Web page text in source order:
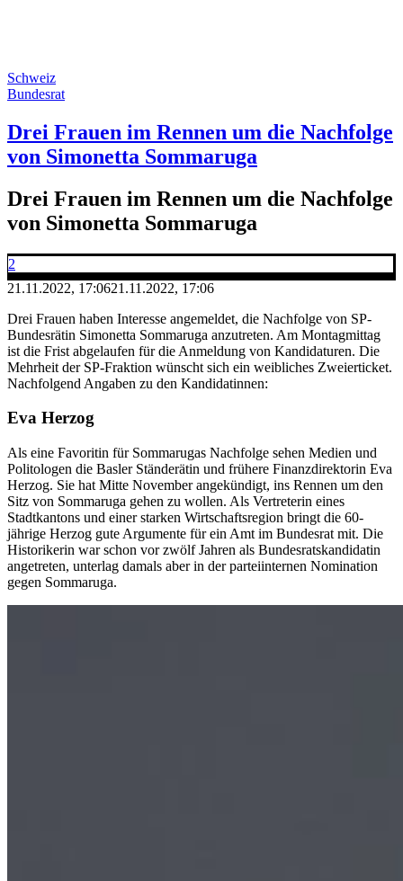
Schweiz
Bundesrat
Drei Frauen im Rennen um die Nachfolge
von Simonetta Sommaruga
Drei Frauen im Rennen um die Nachfolge
von Simonetta Sommaruga
2
21.11.2022, 17:0621.11.2022, 17:06
Drei Frauen haben Interesse angemeldet, die Nachfolge von SP-
Bundesrätin Simonetta Sommaruga anzutreten. Am Montagmittag
ist die Frist abgelaufen für die Anmeldung von Kandidaturen. Die
Mehrheit der SP-Fraktion wünscht sich ein weibliches Zweierticket.
Nachfolgend Angaben zu den Kandidatinnen:
Eva Herzog
Als eine Favoritin für Sommarugas Nachfolge sehen Medien und
Politologen die Basler Ständerätin und frühere Finanzdirektorin Eva
Herzog. Sie hat Mitte November angekündigt, ins Rennen um den
Sitz von Sommaruga gehen zu wollen. Als Vertreterin eines
Stadtkantons und einer starken Wirtschaftsregion bringt die 60-
jährige Herzog gute Argumente für ein Amt im Bundesrat mit. Die
Historikerin war schon vor zwölf Jahren als Bundesratskandidatin
angetreten, unterlag damals aber in der parteiinternen Nomination
gegen Sommaruga.